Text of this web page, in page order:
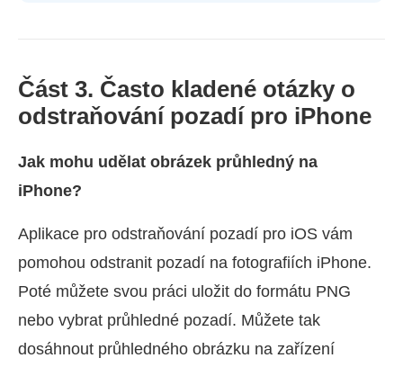
Část 3. Často kladené otázky o
odstraňování pozadí pro iPhone
Jak mohu udělat obrázek průhledný na
iPhone?
Aplikace pro odstraňování pozadí pro iOS vám
pomohou odstranit pozadí na fotografiích iPhone.
Poté můžete svou práci uložit do formátu PNG
nebo vybrat průhledné pozadí. Můžete tak
dosáhnout průhledného obrázku na zařízení